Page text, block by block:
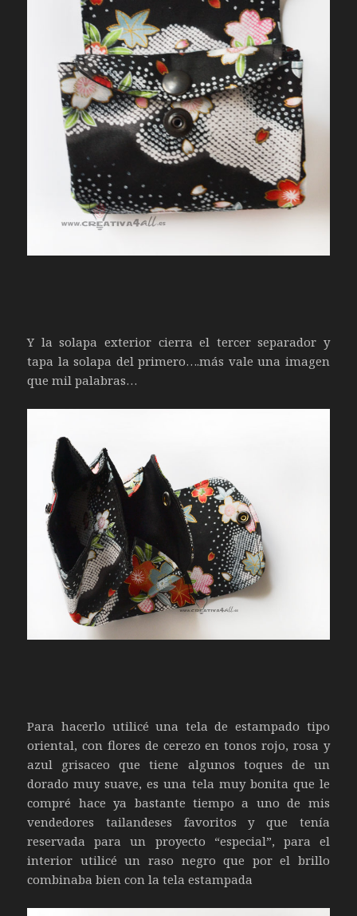
Y la solapa exterior cierra el tercer separador y
tapa la solapa del primero….más vale una imagen
que mil palabras…
Para hacerlo utilicé una tela de estampado tipo
oriental, con flores de cerezo en tonos rojo, rosa y
azul grisaceo que tiene algunos toques de un
dorado muy suave, es una tela muy bonita que le
compré hace ya bastante tiempo a uno de mis
vendedores tailandeses favoritos y que tenía
reservada para un proyecto “especial”, para el
interior utilicé un raso negro que por el brillo
combinaba bien con la tela estampada